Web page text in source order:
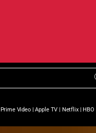
Prime Video|Apple TV | Netflix|HBO